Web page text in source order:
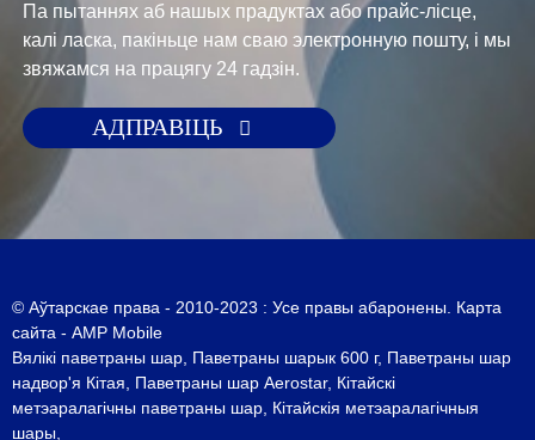
Па пытаннях аб нашых прадуктах або прайс-лісце,
калі ласка, пакіньце нам сваю электронную пошту, і мы
звяжамся на працягу 24 гадзін.
АДПРАВІЦЬ
© Аўтарскае права - 2010-2023 : Усе правы абаронены.
Карта
сайта - AMP Mobile
Вялікі паветраны шар Паветраны шарык 600 г, Паветраны шар
надвор'я Кітая
Паветраны шар Aerostar, Кітайскі
метэаралагічны паветраны шар Кітайскія метэаралагічныя
шары